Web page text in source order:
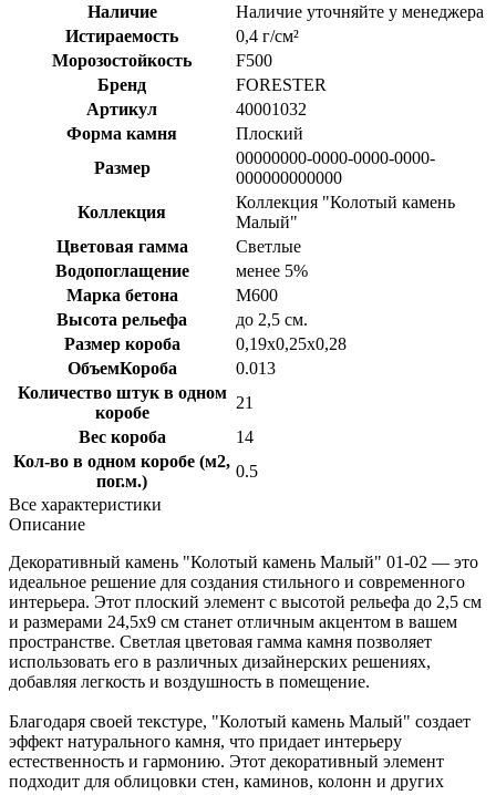
Наличие
Наличие уточняйте у менеджера
Истираемость
0,4 г/см²
Морозостойкость
F500
Бренд
FORESTER
Артикул
40001032
Форма камня
Плоский
Размер
00000000-0000-0000-0000-
000000000000
Коллекция
Коллекция "Колотый камень
Малый"
Цветовая гамма
Светлые
Водопоглащение
менее 5%
Марка бетона
M600
Высота рельефа
до 2,5 см.
Размер короба
0,19х0,25х0,28
ОбъемКороба
0.013
Количество штук в одном
коробе
21
Вес короба
14
Кол-во в одном коробе (м2,
пог.м.)
0.5
Все характеристики
Описание
Декоративный камень "Колотый камень Малый" 01-02 — это
идеальное решение для создания стильного и современного
интерьера. Этот плоский элемент с высотой рельефа до 2,5 см
и размерами 24,5х9 см станет отличным акцентом в вашем
пространстве. Светлая цветовая гамма камня позволяет
использовать его в различных дизайнерских решениях,
добавляя легкость и воздушность в помещение.
Благодаря своей текстуре, "Колотый камень Малый" создает
эффект натурального камня, что придает интерьеру
естественность и гармонию. Этот декоративный элемент
подходит для облицовки стен, каминов, колонн и других